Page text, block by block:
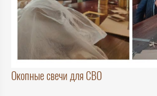
Окопные свечи для СВО